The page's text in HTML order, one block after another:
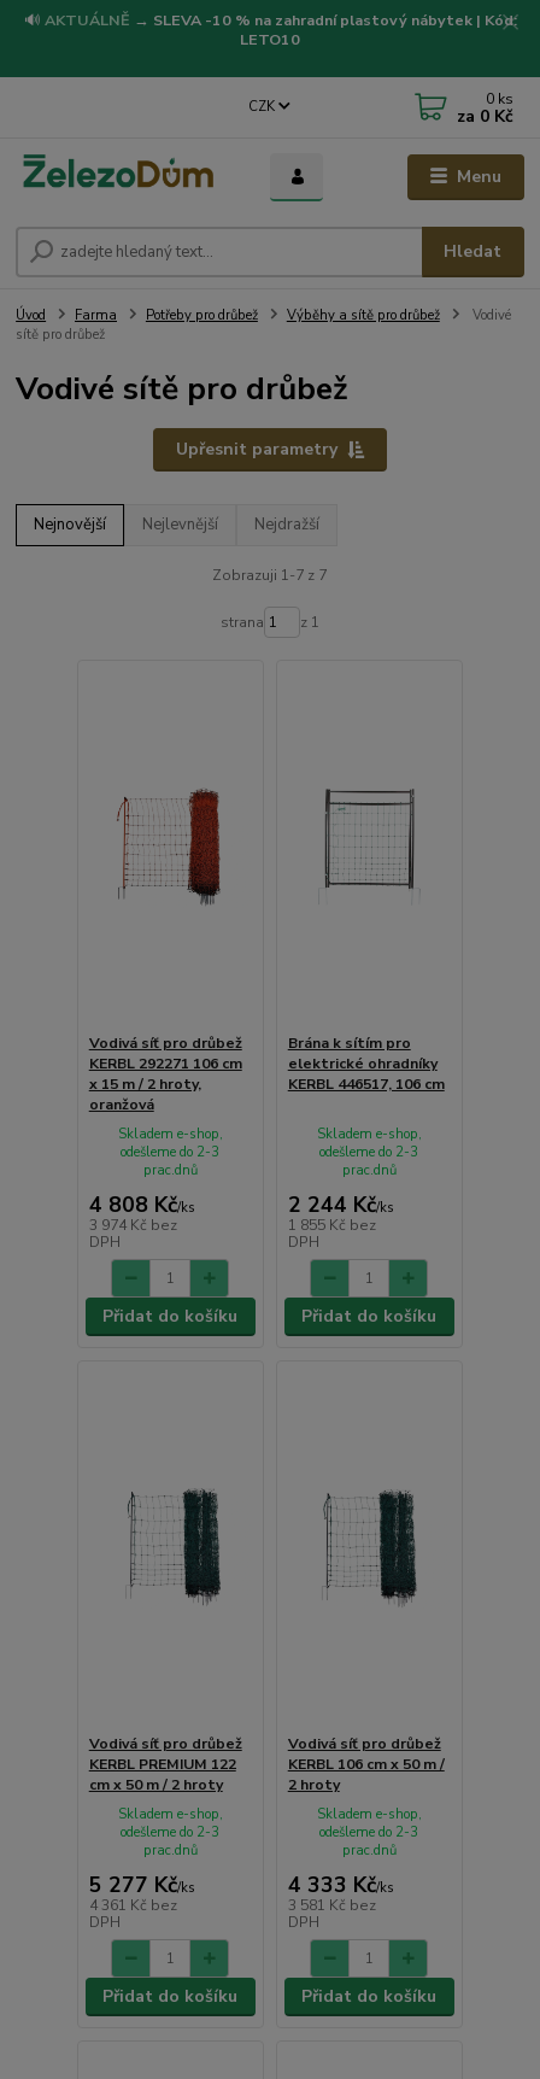
🔊 AKTUÁLNĚ → SLEVA -10 % na zahradní plastový nábytek | Kód:
LETO10
Menu
CZK
Hledat
0 ks
za 0 Kč
Úvod Farma Potřeby pro drůbež Výběhy a sítě pro drůbež
Vodivé
sítě pro drůbež
Vodivé sítě pro drůbež
Upřesnit parametry
Nejnovější Nejlevnější Nejdražší
Zobrazuji 1-7 z 7
strana z 1
Vodivá síť pro drůbež
KERBL 292271 106 cm
x 15 m / 2 hroty,
oranžová
4 808 Kč/ks
3 974 Kč bez
DPH
Skladem e-shop,
odešleme do 2-3
prac.dnů
Přidat do košíku
Brána k sítím pro
elektrické ohradníky
KERBL 446517, 106 cm
2 244 Kč/ks
1 855 Kč bez
DPH
Skladem e-shop,
odešleme do 2-3
prac.dnů
Přidat do košíku
Vodivá síť pro drůbež
KERBL PREMIUM 122
cm x 50 m / 2 hroty
5 277 Kč/ks
4 361 Kč bez
DPH
Skladem e-shop,
odešleme do 2-3
prac.dnů
Přidat do košíku
Vodivá síť pro drůbež
KERBL 106 cm x 50 m /
2 hroty
4 333 Kč/ks
3 581 Kč bez
DPH
Skladem e-shop,
odešleme do 2-3
prac.dnů
Přidat do košíku